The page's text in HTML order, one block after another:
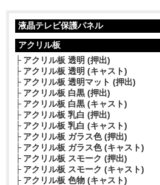
液晶テレビ保護パネル
アクリル板
アクリル板 透明 (押出)
アクリル板 透明 (キャスト)
アクリル板 透明マット (押出)
アクリル板 白黒 (押出)
アクリル板 白黒 (キャスト)
アクリル板 乳白 (押出)
アクリル板 乳白 (キャスト)
アクリル板 ガラス色 (押出)
アクリル板 ガラス色 (キャスト)
アクリル板 スモーク (押出)
アクリル板 スモーク (キャスト)
アクリル板 色物 (キャスト)